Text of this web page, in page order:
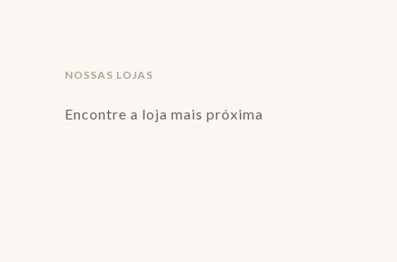
NOSSAS LOJAS
Encontre a loja mais próxima